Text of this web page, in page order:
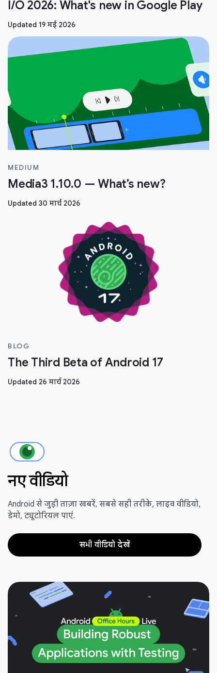
I/O 2026: What's new in Google Play
Updated 19 मई 2026
MEDIUM
Media3 1.10.0 — What’s new?
Updated 30 मार्च 2026
BLOG
The Third Beta of Android 17
Updated 26 मार्च 2026
नए वीडियो
Android से जुड़ी ताज़ा खबरें, सबसे सही तरीके, लाइव वीडियो,
डेमो, ट्यूटोरियल पाएं.
सभी वीडियो देखें